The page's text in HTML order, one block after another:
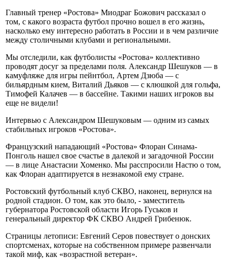
Главный тренер «Ростова» Миодраг Божович рассказал о
том, с какого возраста футбол прочно вошел в его жизнь,
насколько ему интересно работать в России и в чем различие
между столичными клубами и региональными.
Мы отследили, как футболисты «Ростова» коллективно
проводят досуг за пределами поля. Александр Шешуков — в
камуфляже для игры пейнтбол, Артем Дзюба — с
бильярдным кием, Виталий Дьяков — с клюшкой для гольфа,
Тимофей Калачев — в бассейне. Такими наших игроков вы
еще не видели!
Интервью с Александром Шешуковым — одним из самых
стабильных игроков «Ростова».
Французский нападающий «Ростова» Флоран Синама-
Понголь нашел свое счастье в далекой и загадочной России
— в лице Анастасии Хоменко. Мы расспросили Настю о том,
как Флоран адаптируется в незнакомой ему стране.
Ростовский футбольный клуб СКВО, наконец, вернулся на
родной стадион. О том, как это было, - заместитель
губернатора Ростовской области Игорь Гуськов и
генеральный директор ФК СКВО Андрей Грибенюк.
Страницы летописи: Евгений Серов повествует о донских
спортсменах, которые на собственном примере развенчали
такой миф, как «возрастной ветеран».